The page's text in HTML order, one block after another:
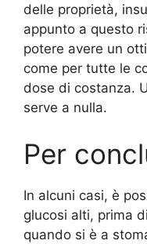
delle proprietà,
appunto a questo
potere avere un
come per tutte le
dose di costanza.
serve a nulla.
Per
In alcuni casi, è
glucosi alti, prima
quando si è a